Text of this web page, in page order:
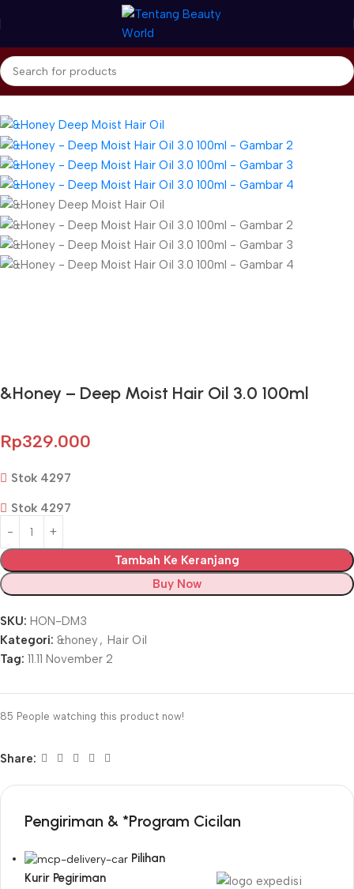
Beranda &honey Hair Oil
&Honey – Deep Moist Hair Oil 3.0 100ml
Rp329.000
Stok 4297
Stok 4297
Tambah Ke Keranjang
Buy Now
SKU: HON-DM3
Kategori: &honey, Hair Oil
Tag: 11.11 November 2
85 People watching this product now!
Share:
Pengiriman & *Program Cicilan
Pilihan
Kurir Pegiriman